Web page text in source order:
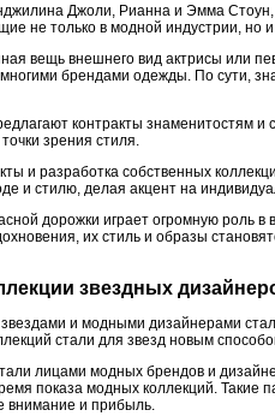
Джоли, Рианна и Эмма
не только в модной индустрии, но
вещь внешнего вид актрисы или
брендами одежды. По сути,
контракты знаменитостям
зрения стиля.
и разработка собственных
и стилю, делая акцент на
дорожки играет огромную роль
их стиль и образы
звездных
звездами и модными дизайнерами
стали для звезд новым
лицами модных брендов и
показа модных коллекций. Такие
внимание и прибыль.